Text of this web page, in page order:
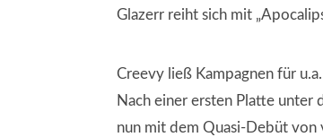
Glazerr reiht sich mit
Creevy ließ Kampagnen für
Nach einer ersten Platte unter
nun mit dem Quasi-Debüt von